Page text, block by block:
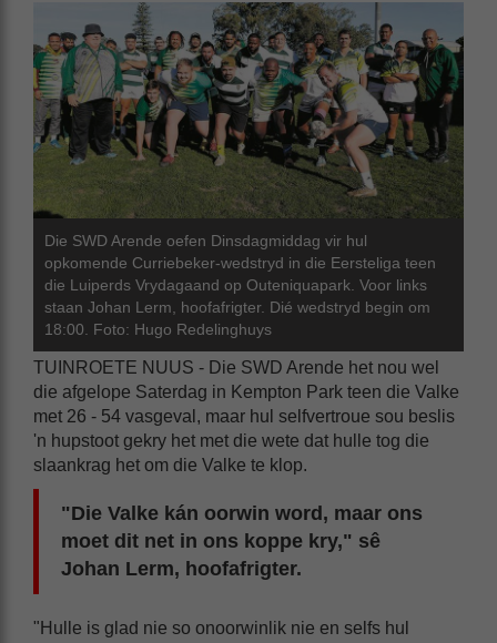
Die SWD Arende oefen Dinsdagmiddag vir hul
opkomende Curriebeker-wedstryd in die Eersteliga teen
die Luiperds Vrydagaand op Outeniquapark. Voor links
staan Johan Lerm, hoofafrigter. Dié wedstryd begin om
18:00. Foto: Hugo Redelinghuys
TUINROETE NUUS - Die SWD Arende het nou wel
die afgelope Saterdag in Kempton Park teen die Valke
met 26 - 54 vasgeval, maar hul selfvertroue sou beslis
'n hupstoot gekry het met die wete dat hulle tog die
slaankrag het om die Valke te klop.
"Die Valke kán oorwin word, maar ons
moet dit net in ons koppe kry," sê
Johan Lerm, hoofafrigter.
"Hulle is glad nie so onoorwinlik nie en selfs hul